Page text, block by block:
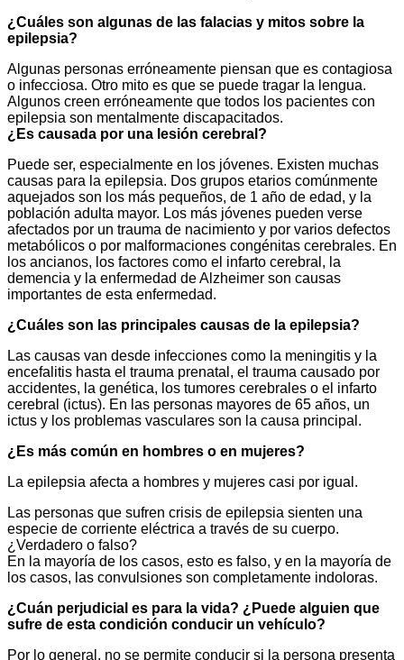
¿Cuáles son algunas de las falacias y mitos sobre la
epilepsia?
Algunas personas erróneamente piensan que es contagiosa
o infecciosa. Otro mito es que se puede tragar la lengua.
Algunos creen erróneamente que todos los pacientes con
epilepsia son mentalmente discapacitados.
¿Es causada por una lesión cerebral?
Puede ser, especialmente en los jóvenes. Existen muchas
causas para la epilepsia. Dos grupos etarios comúnmente
aquejados son los más pequeños, de 1 año de edad, y la
población adulta mayor. Los más jóvenes pueden verse
afectados por un trauma de nacimiento y por varios defectos
metabólicos o por malformaciones congénitas cerebrales. En
los ancianos, los factores como el infarto cerebral, la
demencia y la enfermedad de Alzheimer son causas
importantes de esta enfermedad.
¿Cuáles son las principales causas de la epilepsia?
Las causas van desde infecciones como la meningitis y la
encefalitis hasta el trauma prenatal, el trauma causado por
accidentes, la genética, los tumores cerebrales o el infarto
cerebral (ictus). En las personas mayores de 65 años, un
ictus y los problemas vasculares son la causa principal.
¿Es más común en hombres o en mujeres?
La epilepsia afecta a hombres y mujeres casi por igual.
Las personas que sufren crisis de epilepsia sienten una
especie de corriente eléctrica a través de su cuerpo.
¿Verdadero o falso?
En la mayoría de los casos, esto es falso, y en la mayoría de
los casos, las convulsiones son completamente indoloras.
¿Cuán perjudicial es para la vida? ¿Puede alguien que
sufre de esta condición conducir un vehículo?
Por lo general, no se permite conducir si la persona presenta